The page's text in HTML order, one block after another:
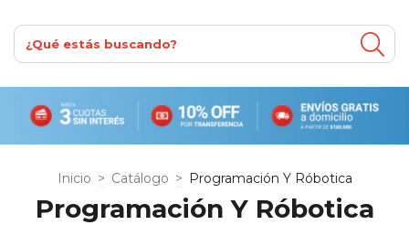
Inicio > Catálogo > Programación Y Róbotica
Programación Y Róbotica